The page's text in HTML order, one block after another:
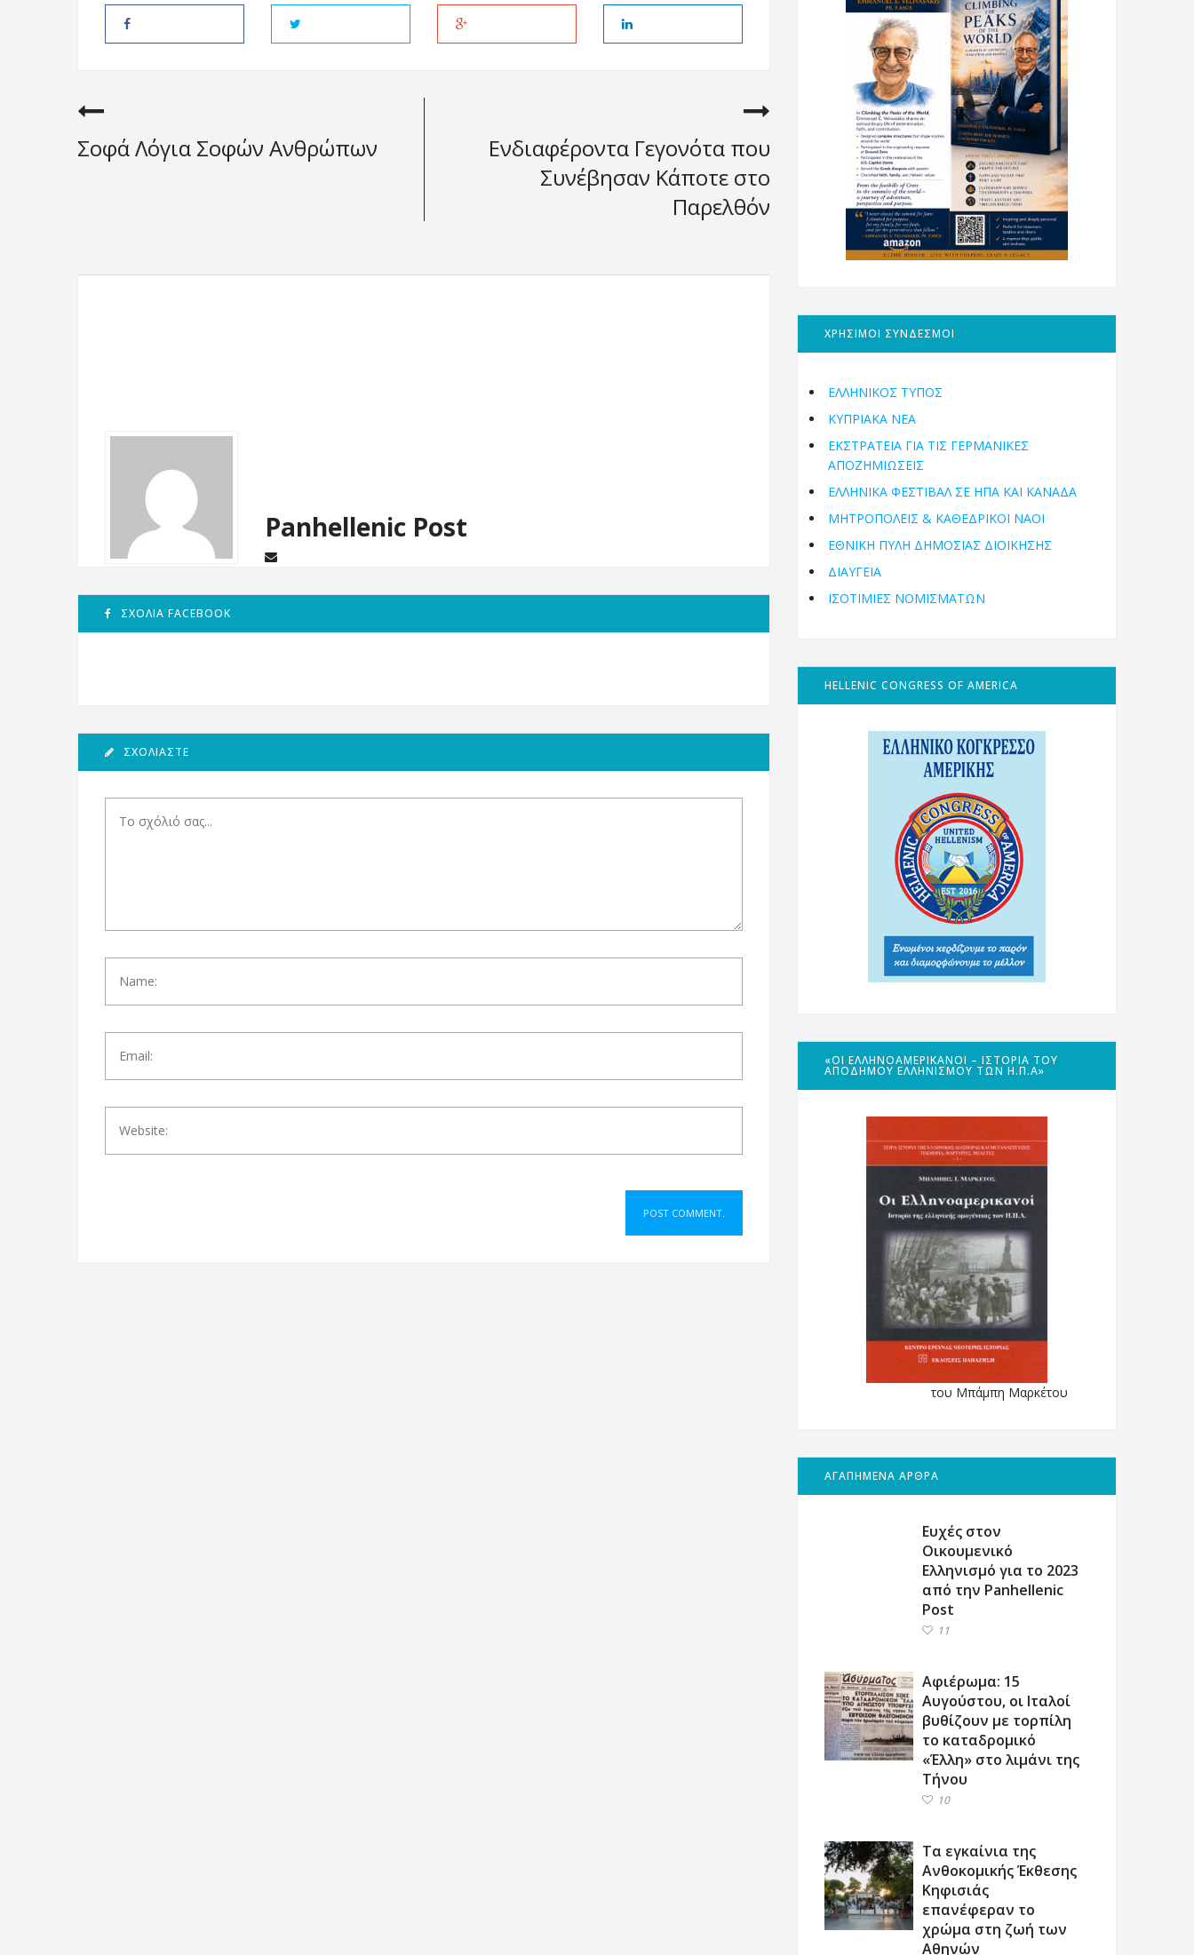
Σοφά Λόγια Σοφών Ανθρώπων
Ενδιαφέροντα Γεγονότα που
Συνέβησαν Κάποτε στο
Παρελθόν
Panhellenic Post
ΣΧΌΛΙΑ FACEBOOK
ΣΧΟΛΙΆΣΤΕ
ΧΡΗΣΙΜΟΙ ΣΥΝΔΕΣΜΟΙ
ΕΛΛΗΝΙΚΟΣ ΤΥΠΟΣ
ΚΥΠΡΙΑΚΑ ΝΕΑ
ΕΚΣΤΡΑΤΕΙΑ ΓΙΑ ΤΙΣ ΓΕΡΜΑΝΙΚΕΣ
ΑΠΟΖΗΜΙΩΣΕΙΣ
ΕΛΛΗΝΙΚΆ ΦΕΣΤΙΒΆΛ ΣΕ ΗΠΑ ΚΑΙ ΚΑΝΑΔΑ
ΜΗΤΡΟΠΌΛΕΙΣ & ΚΑΘΕΔΡΙΚΟΊ ΝΑΟΊ
ΕΘΝΙΚΉ ΠΎΛΗ ΔΗΜΌΣΙΑΣ ΔΙΟΊΚΗΣΗΣ
ΔΙΑΥΓΕΙΑ
ΙΣΟΤΙΜΙΕΣ ΝΟΜΙΣΜΑΤΩΝ
HELLENIC CONGRESS OF AMERICA
«ΟΙ ΕΛΛΗΝΟΑΜΕΡΙΚΑΝΟΊ – ΙΣΤΟΡΊΑ ΤΟΥ
ΑΠΌΔΗΜΟΥ ΕΛΛΗΝΙΣΜΟΎ ΤΩΝ Η.Π.Α»
του Μπάμπη Μαρκέτου
ΑΓΑΠΗΜΕΝΑ ΑΡΘΡΑ
Ευχές στον
Οικουμενικό
Ελληνισμό για το 2023
από την Panhellenic
Post
11
Αφιέρωμα: 15
Αυγούστου, οι Ιταλοί
βυθίζουν με τορπίλη
το καταδρομικό
«Έλλη» στο λιμάνι της
Τήνου
10
Τα εγκαίνια της
Ανθοκομικής Έκθεσης
Κηφισιάς
επανέφεραν το
χρώμα στη ζωή των
Αθηνών